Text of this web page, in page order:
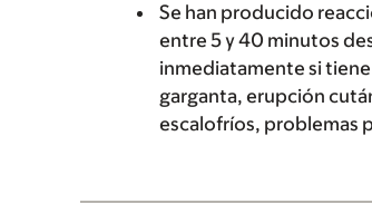
Se han producido
entre 5 y 40 minutos
inmediatamente si
garganta, erupción
escalofríos, problemas